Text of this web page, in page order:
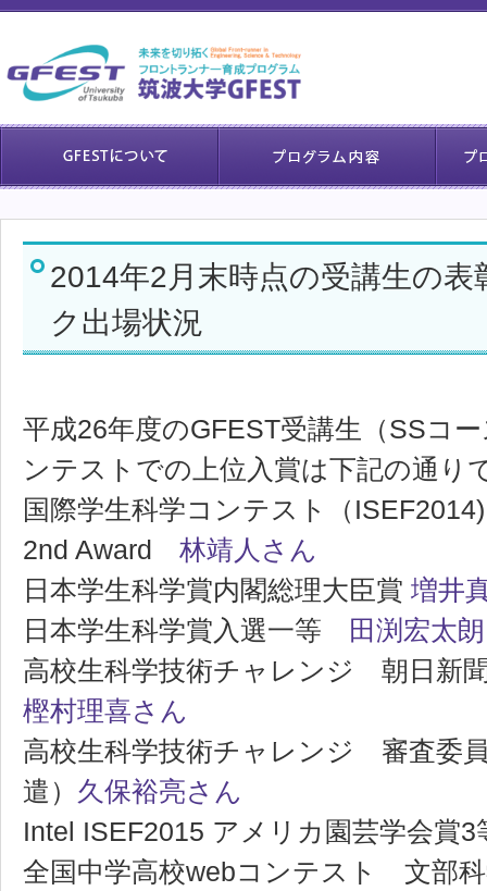
2014年2月末時点の受講生の
ク出場状況
平成26年度のGFEST受講生（SSコ
ンテストでの上位入賞は下記の通り
国際学生科学コンテスト（
2nd Award 林靖人さん
日本学生科学賞内閣総理大臣賞 増井
日本学生科学賞入選一等
田渕宏太
高校生科学技術チャレンジ 朝日新
樫村理喜さん
高校生科学技術チャレンジ 審査委
遣） 久保裕亮さん
Intel ISEF2015 アメリカ園芸学会
全国中学高校webコンテスト 文部